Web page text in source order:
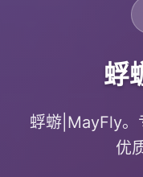
蜉
蜉蝣|MayFly。
优